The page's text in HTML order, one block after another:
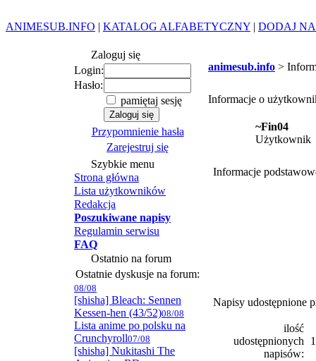
ANIMESUB.INFO | KATALOG ALFABETYCZNY | DODAJ
Zaloguj się
Login:
Hasło:
pamiętaj sesję
Przypomnienie hasła
Zarejestruj się
Szybkie menu
Strona główna
Lista użytkowników
Redakcja
Poszukiwane napisy
Regulamin serwisu
FAQ
Ostatnio na forum
Ostatnie dyskusje na forum:
08/08
[shisha] Bleach: Sennen
Kessen-hen (43/52)08/08
Lista anime po polsku na
Crunchyroll07/08
[shisha] Nukitashi The
animesub.info >
Informacje o
~Fin04
Użytkownik
Informacje
Napisy udostępnione
ilość
udostępnionych
napisów: